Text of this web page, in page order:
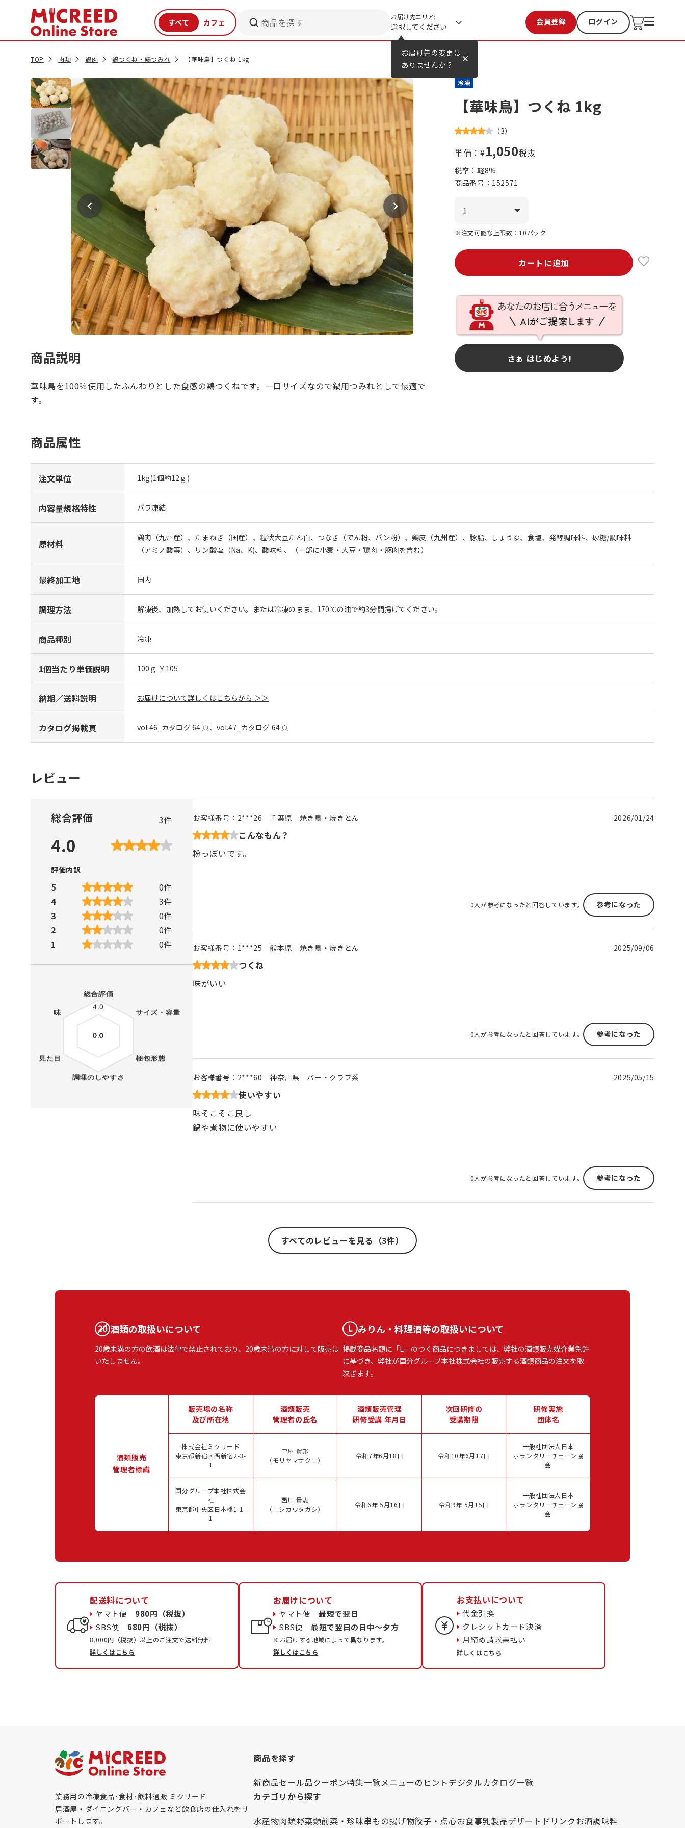
お届け先の変更は
ありませんか？
商品を探す お届け先エリア:
選択してください 会員登録 ログイン
お気に入り 過去購入
TOP 肉類 鶏肉 鶏つくね・鶏つみれ 【華味鳥】つくね 1kg
冷凍
【華味鳥】つくね 1kg
（3）
単価：¥1,050税抜
税率：軽8%
商品番号： 152571
※注文可能な上限数：10パック
カートに追加
さぁ はじめよう!
商品説明
華味鳥を100％使用したふんわりとした食感の鶏つくねです。一口サイズなので鍋用つみれとして最適で
す。
商品属性
注文単位 1kg(1個約12ｇ)
内容量規格特性 バラ凍結
原材料
鶏肉（九州産）、たまねぎ（国産）、粒状大豆たん白、つなぎ（でん粉、パン粉）、鶏皮（九州産）、豚脂、しょうゆ、食塩、発酵調味料、砂糖/調味料
（アミノ酸等）、リン酸塩（Na、K)、酸味料、（一部に小麦・大豆・鶏肉・豚肉を含む）
最終加工地 国内
調理方法 解凍後、加熱してお使いください。または冷凍のまま、170℃の油で約3分間揚げてください。
商品種別 冷凍
1個当たり単価説明 100ｇ ￥105
納期／送料説明 お届けについて詳しくはこちらから ＞＞
カタログ掲載頁 vol.46_カタログ 64 頁、vol.47_カタログ 64 頁
レビュー
総合評価 3件
4.0
評価内訳
5 0件
4
3件
3
0件
2
0件
1
0件
お客様番号： 2***26 千葉県 焼き鳥・焼きとん 2026/01/24
こんなもん？
粉っぽいです。
0人が参考になったと回答しています。 参考になった
お客様番号： 1***25 熊本県 焼き鳥・焼きとん 2025/09/06
つくね
味がいい
0人が参考になったと回答しています。 参考になった
お客様番号： 2***60 神奈川県 バー・クラブ系 2025/05/15
使いやすい
味そこそこ良し
鍋や煮物に使いやすい
0人が参考になったと回答しています。 参考になった
すべてのレビューを見る（3件）
酒類の取扱いについて
20歳未満の方の飲酒は法律で禁止されており、20歳未満の方に対して販売は
いたしません。
みりん・料理酒等の取扱いについて
掲載商品名頭に「L」のつく商品につきましては、弊社の酒類販売媒介業免許
に基づき、弊社が国分グループ本社株式会社の販売する酒類商品の注文を取
次ぎます。
酒類販売
管理者標識
販売場の名称
及び所在地
酒類販売
管理者の氏名
酒類販売管理
研修受講 年月日
次回研修の
受講期限
研修実施
団体名
株式会社ミクリード
東京都新宿区西新宿2-3-
1
守屋 賢邦
（モリヤマサクニ）
令和7年6月18日 令和10年6月17日
一般社団法人日本
ボランタリーチェーン協
会
国分グループ本社株式会
社
東京都中央区日本橋1-1-
1
西川 貴志
（ニシカワタカシ）
令和6年 5月16日 令和9年 5月15日
一般社団法人日本
ボランタリーチェーン協
会
配送料について
ヤマト便 980円（税抜）
SBS便 680円（税抜）
8,000円（税抜）以上のご注文で送料無料
詳しくはこちら
お届けについて
ヤマト便最短で翌日
SBS便最短で翌日の日中〜夕方
※お届けする地域によって異なります。
詳しくはこちら
お支払いについて
代金引換
クレシットカード決済
月締め請求書払い
詳しくはこちら
業務用の冷凍食品·食材·飲料通販 ミクリード
居酒屋・ダイニングバー・カフェなど飲食店の仕入れをサ
ポートします。
商品を探す
新商品セール品クーポン特集一覧メニューのヒントデジタルカタログ一覧
カテゴリから探す
水産物肉類野菜類前菜・珍味串もの揚げ物餃子・点心お食事乳製品デザート ドリンクお酒調味料